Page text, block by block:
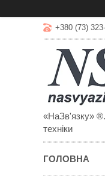
+380 (73)
«НаЗв'язку»
техніки
ГОЛОВНА